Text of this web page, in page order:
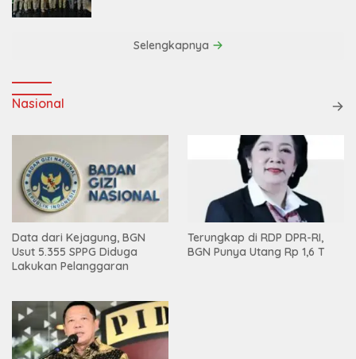
Selengkapnya
Nasional
Data dari Kejagung, BGN
Usut 5.355 SPPG Diduga
Lakukan Pelanggaran
Terungkap di RDP DPR-RI,
BGN Punya Utang Rp 1,6 T